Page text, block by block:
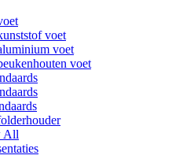
voet
voet
voet
All